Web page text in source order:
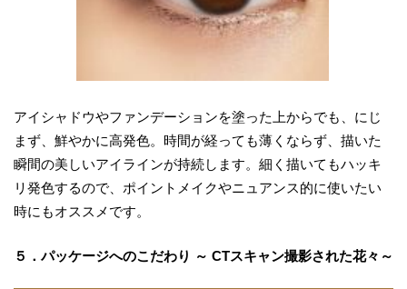
アイシャドウやファンデーションを塗った上からでも、にじ
まず、鮮やかに高発色。時間が経っても薄くならず、描いた
瞬間の美しいアイラインが持続します。細く描いてもハッキ
リ発色するので、ポイントメイクやニュアンス的に使いたい
時にもオススメです。
５．パッケージへのこだわり ～ CTスキャン撮影された花々～